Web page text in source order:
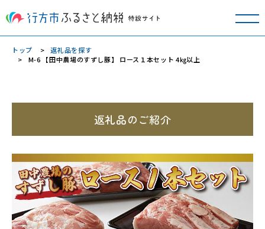
トップ
返礼品を探す
M-6 【田中農場のすずし豚】 ロース１本セット 4㎏以上
返礼品のご紹介